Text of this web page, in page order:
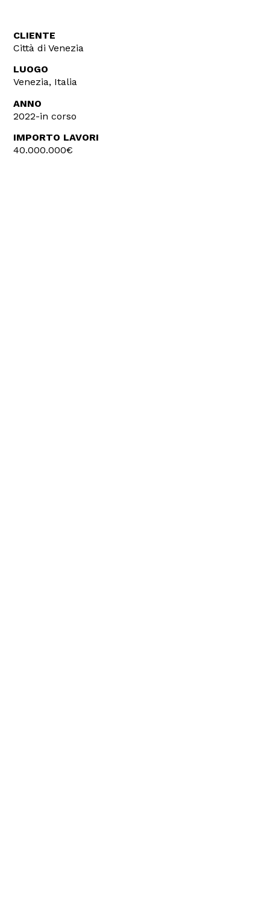
CLIENTE
Città di Venezia
LUOGO
Venezia, Italia
ANNO
2022-in corso
IMPORTO LAVORI
40.000.000€